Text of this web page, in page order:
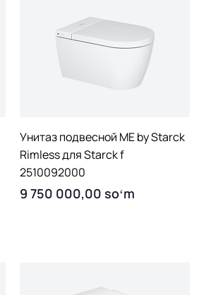
Quick View
Унитаз подвесной ME by Starck
Rimless для Starck f
2510092000
Price
9 750 000,00 soʻm